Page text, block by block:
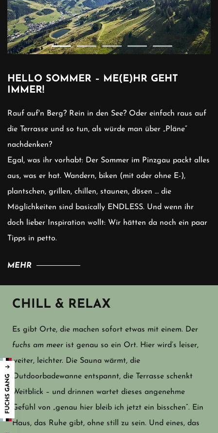
HELLO SOMMER – ME(E)HR GEHT
IMMER!
Rauf auf'n Berg? Rein in den See? Oder einfach raus auf
die Terrasse und so tun, als würde man über „Pläne“
nachdenken?
Egal, was ihr vorhabt: Der Sommer im Pinzgau packt alles
aus, was er hat. Wandern, biken (mit oder ohne E-),
plantschen, grillen, chillen, staunen, dösen … die
Möglichkeiten sind basically ENDLESS. Und wenn ihr
doch lieber Inspiration wollt: Wir hätten da noch ein paar
Tipps in petto.
MEHR
CHILL & RELAX
Es gibt Orte, die machen sofort etwas mit einem. Der
fuchs am meer ist genau so ein Ort. Hier wird’s leiser,
weiter, leichter. Die Sauna wärmt, die
Outdoorbadewanne entspannt, die Terrasse schenkt
Weitblick – und drinnen wartet dieses angenehme
Gefühl von „genau hier bleib ich jetzt ein bisschen“. Ein
Haus, das Ruhe gibt, ohne still zu sein. Und eines, das